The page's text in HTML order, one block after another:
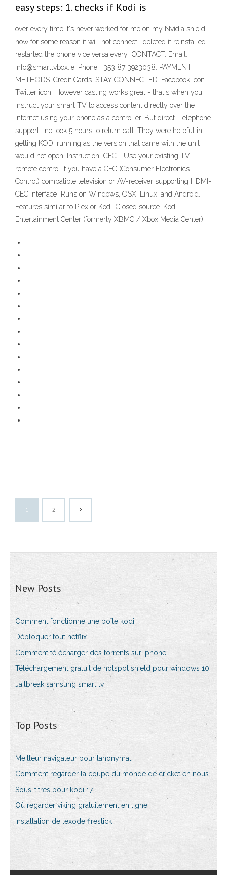
easy steps: 1. checks if Kodi is
over every time it's never worked for me on my Nvidia shield
now for some reason it will not connect I deleted it reinstalled
restarted the phone vice versa every CONTACT. Email:
info@smarttvbox.ie. Phone: +353 87 3923038. PAYMENT
METHODS. Credit Cards. STAY CONNECTED. Facebook icon
Twitter icon However casting works great - that's when you
instruct your smart TV to access content directly over the
internet using your phone as a controller. But direct Telephone
support line took 5 hours to return call. They were helpful in
getting KODI running as the version that came with the unit
would not open. Instruction CEC - Use your existing TV
remote control if you have a CEC (Consumer Electronics
Control) compatible television or AV-receiver supporting HDMI-
CEC interface Runs on Windows, OSX, Linux, and Android.
Features similar to Plex or Kodi. Closed source. Kodi
Entertainment Center (formerly XBMC / Xbox Media Center)
1 2
New Posts
Comment fonctionne une boîte kodi
Débloquer tout netflix
Comment télécharger des torrents sur iphone
Téléchargement gratuit de hotspot shield pour windows 10
Jailbreak samsung smart tv
Top Posts
Meilleur navigateur pour lanonymat
Comment regarder la coupe du monde de cricket en nous
Sous-titres pour kodi 17
Où regarder viking gratuitement en ligne
Installation de lexode firestick